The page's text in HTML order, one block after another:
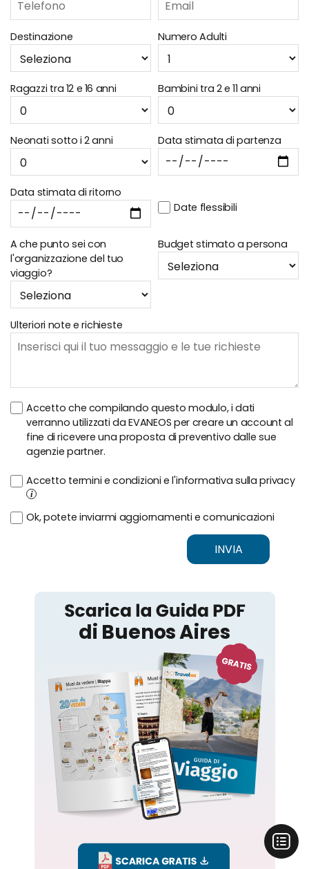
Destinazione Numero Adulti
Ragazzi tra 12 e 16 anni Bambini tra 2 e 11 anni
Neonati sotto i 2 anni Data stimata di partenza
Data stimata di ritorno
Date flessibili
A che punto sei con
l'organizzazione del tuo
viaggio?
Budget stimato a persona
Ulteriori note e richieste
Accetto che compilando questo modulo, i dati
verranno utilizzati da EVANEOS per creare un account al
fine di ricevere una proposta di preventivo dalle sue
agenzie partner.
Accetto termini e condizioni e l'informativa sulla privacy
i
Ok, potete inviarmi aggiornamenti e comunicazioni
INVIA
Buenos Aires